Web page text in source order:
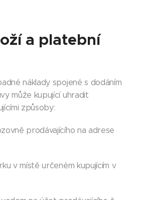
a platební
náklady spojené s dodáním
může kupující uhradit
způsoby:
prodávajícího na adrese
v místě určeném kupujícím v